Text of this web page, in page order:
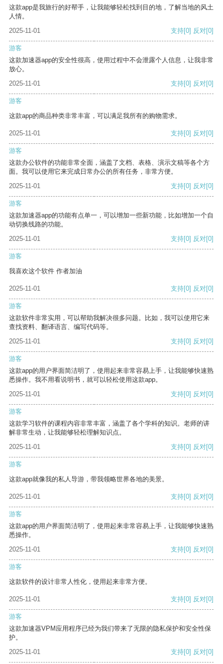
这款app是我旅行的好帮手，让我能够轻松找到目的地，了解当地的风土
人情。
2025-11-01
支持[0] 反对[0]
游客
这款加速器app的安全性很高，使用过程中不会泄露个人信息，让我非常
放心。
2025-11-01
支持[0] 反对[0]
游客
这款app的商品种类非常丰富，可以满足我所有的购物需求。
2025-11-01 支持[0] 反对[0]
游客
这款办公软件的功能非常全面，涵盖了文档、表格、演示文稿等各个方
面。我可以使用它来完成日常办公的所有任务，非常方便。
2025-11-01
支持[0] 反对[0]
游客
这款加速器app的功能有点单一，可以增加一些新功能，比如增加一个自
动切换线路的功能。
2025-11-01
支持[0] 反对[0]
游客
我喜欢这个软件 作者加油
2025-11-01 支持[0] 反对[0]
游客
这款软件非常实用，可以帮助我解决很多问题。比如，我可以使用它来
查找资料、翻译语言、编写代码等。
2025-11-01
支持[0] 反对[0]
游客
这款app的用户界面简洁明了，使用起来非常容易上手，让我能够快速熟
悉操作。我不用看说明书，就可以轻松使用这款app。
2025-11-01
支持[0] 反对[0]
游客
这款学习软件的课程内容非常丰富，涵盖了各个学科的知识。老师的讲
解非常生动，让我能够轻松理解知识点。
2025-11-01
支持[0] 反对[0]
游客
这款app就像我的私人导游，带我领略世界各地的美景。
2025-11-01 支持[0] 反对[0]
游客
这款app的用户界面简洁明了，使用起来非常容易上手，让我能够快速熟
悉操作。
2025-11-01
支持[0] 反对[0]
游客
这款软件的设计非常人性化，使用起来非常方便。
2025-11-01 支持[0] 反对[0]
游客
这款加速器VPM应用程序已经为我们带来了无限的隐私保护和安全性保
护。
2025-11-01
支持[0] 反对[0]